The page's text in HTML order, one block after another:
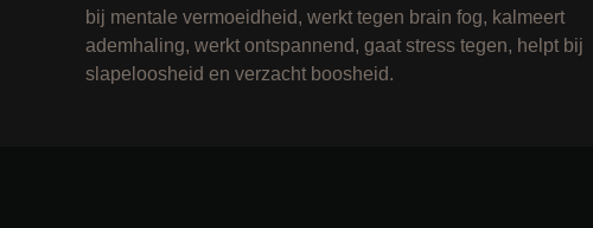
bij mentale vermoeidheid, werkt tegen brain fog, kalmeert
ademhaling, werkt ontspannend, gaat stress tegen, helpt bij
slapeloosheid en verzacht boosheid.